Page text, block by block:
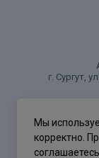
г. Сургут,
Мы
корректно.